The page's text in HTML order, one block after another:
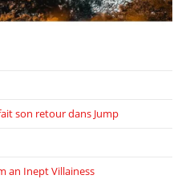
son retour dans Jump
an Inept Villainess